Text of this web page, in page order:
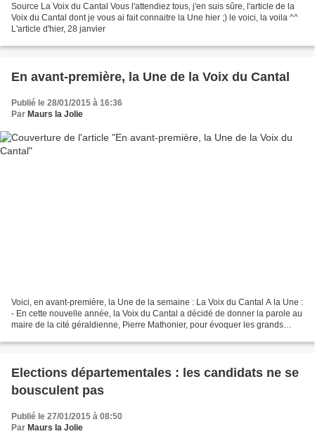
Source La Voix du Cantal Vous l'attendiez tous, j'en suis sûre, l'article de la
Voix du Cantal dont je vous ai fait connaitre la Une hier ;) le voici, la voila ^^
L'article d'hier, 28 janvier
En avant-première, la Une de la Voix du Cantal
Publié le 28/01/2015 à 16:36
Par Maurs la Jolie
Voici, en avant-première, la Une de la semaine : La Voix du Cantal A la Une :
- En cette nouvelle année, la Voix du Cantal a décidé de donner la parole au
maire de la cité géraldienne, Pierre Mathonier, pour évoquer les grands
Elections départementales : les candidats ne se
bousculent pas
Publié le 27/01/2015 à 08:50
Par Maurs la Jolie